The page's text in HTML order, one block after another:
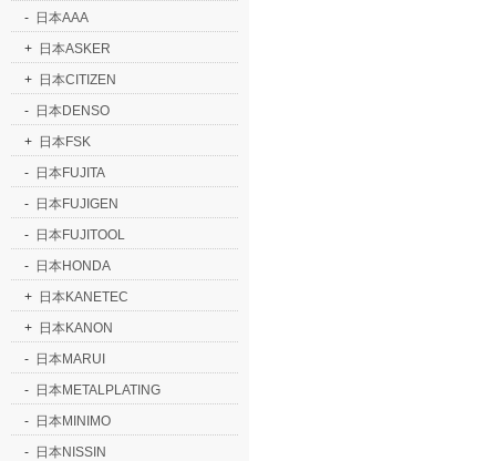
- 日本AAA
+ 日本ASKER
+ 日本CITIZEN
- 日本DENSO
+ 日本FSK
- 日本FUJITA
- 日本FUJIGEN
- 日本FUJITOOL
- 日本HONDA
+ 日本KANETEC
+ 日本KANON
- 日本MARUI
- 日本METALPLATING
- 日本MINIMO
- 日本NISSIN